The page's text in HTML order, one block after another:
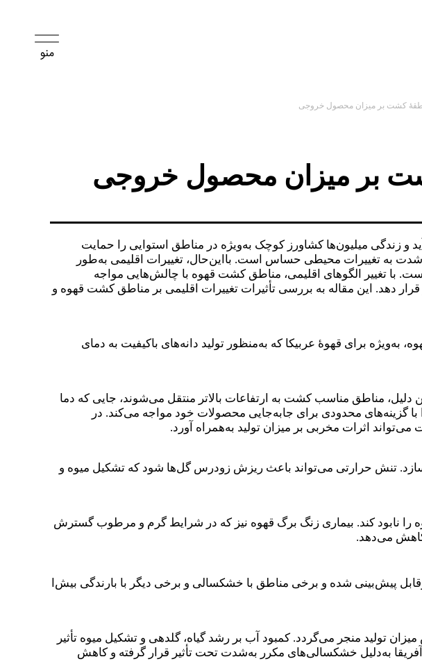
کشت بر میزان محصول خروجی
بر میزان محصول خروجی
زندگی میلیون‌ها کشاورز کوچک به‌ویژه در مناطق استوایی را حمایت
به تغییرات محیطی حساس است. بااین‌حال، تغییرات اقلیمی به‌طور
با تغییر الگوهای اقلیمی، مناطق کشت قهوه با چالش‌هایی مواجه
دهد. این مقاله به بررسی تأثیرات تغییرات اقلیمی بر مناطق کشت قهوه و
برای قهوهٔ عربیکا که به‌منظور تولید دانه‌های باکیفیت به دمای
مناطق مناسب کشت به ارتفاعات بالاتر منتقل می‌شوند، جایی که دما
گزینه‌های محدودی برای جابه‌جایی محصولات خود مواجه می‌کند. در
می‌تواند اثرات مخربی بر میزان تولید به‌همراه آورد.
سازد. تنش حرارتی می‌تواند باعث ریزش زودرس گل‌ها شود که تشکیل میوه و
نابود کند. بیماری زنگ برگ قهوه نیز که در شرایط گرم و مرطوب گسترش
کاهش می‌دهد.
پیش‌بینی شده و برخی مناطق با خشکسالی و برخی دیگر با بارندگی بیش‌ا
تولید منجر می‌گردد. کمبود آب بر رشد گیاه، گلدهی و تشکیل میوه تأثیر
به‌دلیل خشکسالی‌های مکرر به‌شدت تحت تأثیر قرار گرفته و کاهش